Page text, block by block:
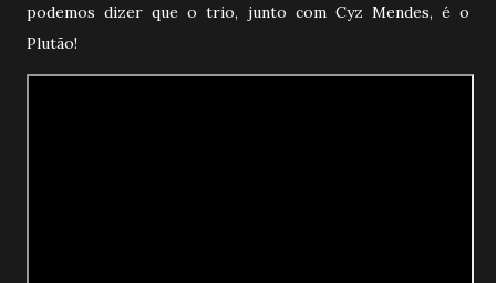
podemos dizer que o trio, junto com Cyz Mendes, é o
Plutão!